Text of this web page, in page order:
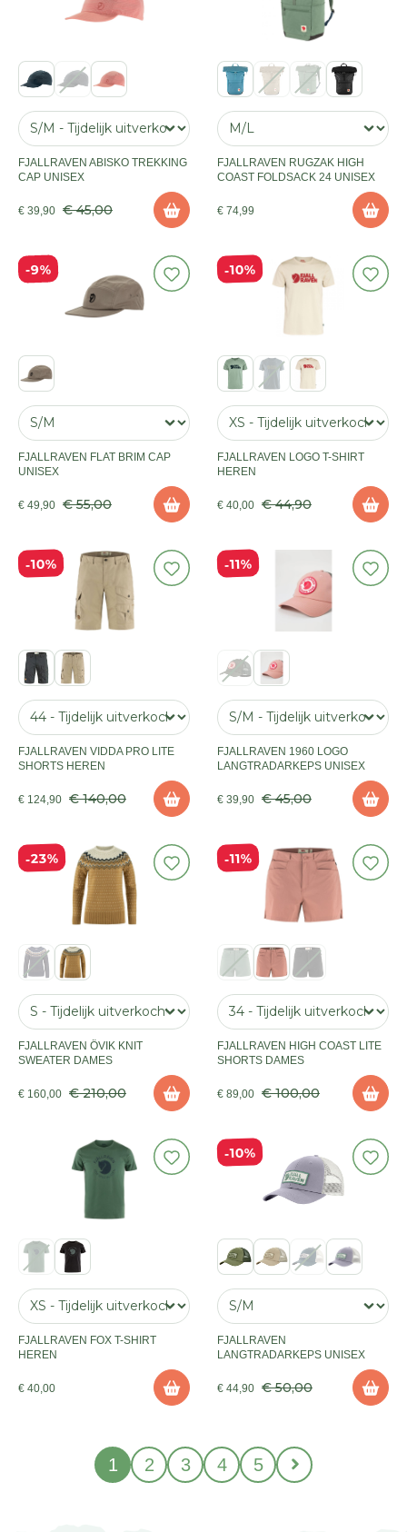
FJALLRAVEN ABISKO TREKKING
CAP UNISEX
€ 39,90 € 45,00
FJALLRAVEN RUGZAK HIGH
COAST FOLDSACK 24 UNISEX
€ 74,99
9%
FJALLRAVEN FLAT BRIM CAP
UNISEX
€ 49,90 € 55,00
10%
FJALLRAVEN LOGO T-SHIRT
HEREN
€ 40,00 € 44,90
10%
FJALLRAVEN VIDDA PRO LITE
SHORTS HEREN
€ 124,90 € 140,00
11%
FJALLRAVEN 1960 LOGO
LANGTRADARKEPS UNISEX
€ 39,90 € 45,00
23%
FJALLRAVEN ÖVIK KNIT
SWEATER DAMES
€ 160,00 € 210,00
11%
FJALLRAVEN HIGH COAST LITE
SHORTS DAMES
€ 89,00 € 100,00
FJALLRAVEN FOX T-SHIRT
HEREN
€ 40,00
10%
FJALLRAVEN
LANGTRADARKEPS UNISEX
€ 44,90 € 50,00
1 2 3 4 5